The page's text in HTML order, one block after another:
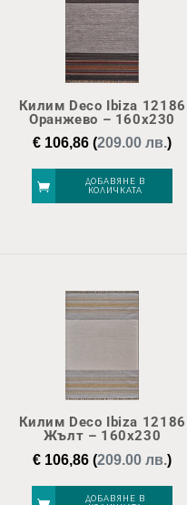
Килим Deco Ibiza 12186
Оранжево – 160х230
€ 106,86 (209.00 лв.)
ДОБАВЯНЕ В
КОЛИЧКАТА
Килим Deco Ibiza 12186
Жълт – 160х230
€ 106,86 (209.00 лв.)
ДОБАВЯНЕ В